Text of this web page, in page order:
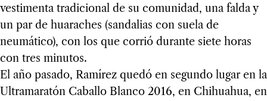
vestimenta tradicional de su comunidad, una falda y
un par de huaraches (sandalias con suela de
neumático), con los que corrió durante siete horas
con tres minutos.
El año pasado, Ramírez quedó en segundo lugar en la
Ultramaratón Caballo Blanco 2016, en Chihuahua, en